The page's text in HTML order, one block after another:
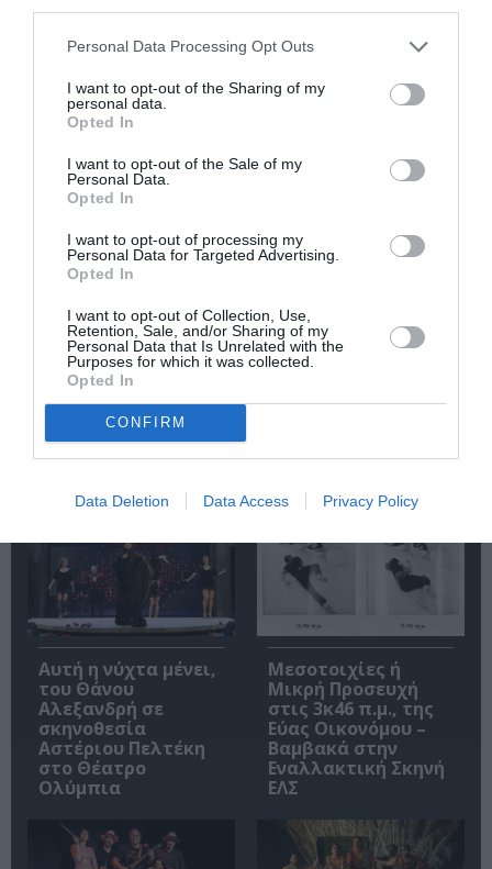
Personal Data Processing Opt Outs
I want to opt-out of the Sharing of my
personal data.
Opted In
I want to opt-out of the Sale of my
Personal Data.
Opted In
I want to opt-out of processing my
Personal Data for Targeted Advertising.
Opted In
I want to opt-out of Collection, Use,
Retention, Sale, and/or Sharing of my
Personal Data that Is Unrelated with the
Purposes for which it was collected.
Opted In
CONFIRM
Data Deletion Data Access Privacy Policy
Tags
ΔΡΑΜΑ - ΚΟΙΝΩΝΙΚΟ - ΣΥΓΧΡΟΝΟ
ΘΕΑΤΡΙΚΕΣ ΠΑΡΑΣΤΑΣΕΙΣ 2022 - 2023
Newsletter
Κάθε βδομάδα στο e-mail σας τα τελευταία νέα για
Ακολουθήστε το Culturenow.gr
Σχετικά Άρθρα
Αυτή η νύχτα μένει,
του Θάνου
Αλεξανδρή σε
σκηνοθεσία
Αστέριου Πελτέκη
στο Θέατρο
Ολύμπια
Μεσοτοιχίες ή
Μικρή Προσευχή
στις 3κ46 π.μ., της
Εύας Οικονόμου –
Βαμβακά στην
Εναλλακτική Σκηνή
ΕΛΣ